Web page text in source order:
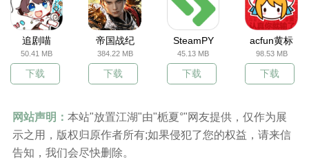
追剧喵
50.41 MB
下载
帝国战纪
384.22 MB
下载
SteamPY
45.13 MB
下载
acfun黄标
98.53 MB
下载
网站声明： 本站"放置江湖"由"栀夏°"网友提供，仅作为展
示之用，版权归原作者所有;如果侵犯了您的权益，请来信
告知，我们会尽快删除。